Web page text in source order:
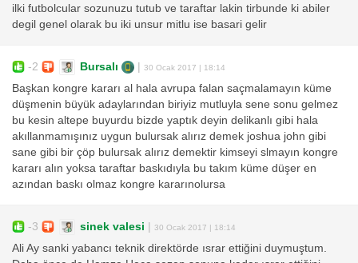
ilki futbolcular sozunuzu tutub ve taraftar lakin tirbunde ki abiler
degil genel olarak bu iki unsur mitlu ise basari gelir
-2 Bursalı 30 Ocak 2017 | 18:14
Başkan kongre kararı al hala avrupa falan saçmalamayın küme
düşmenin büyük adaylarından biriyiz mutluyla sene sonu gelmez
bu kesin altepe buyurdu bizde yaptık deyin delikanlı gibi hala
akıllanmamışınız uygun bulursak alırız demek joshua john gibi
sane gibi bir çöp bulursak alırız demektir kimseyi slmayın kongre
kararı alın yoksa taraftar baskıdıyla bu takım küme düşer en
azından baskı olmaz kongre kararınolursa
-3 sinek valesi 30 Ocak 2017 | 18:14
Ali Ay sanki yabancı teknik direktörde ısrar ettiğini duymuştum.